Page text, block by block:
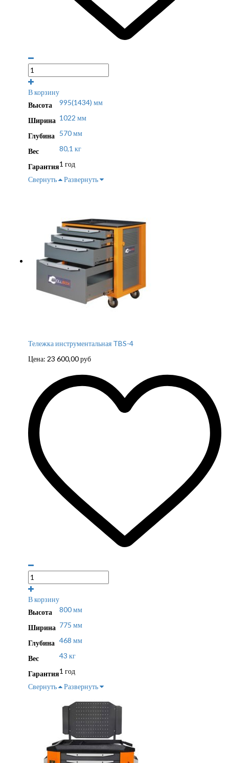
В корзину
Высота
995(1434) мм
Ширина 1022 мм
Глубина 570 мм
Вес 80,1 кг
Гарантия1 год
Свернуть
Развернуть
Тележка инструментальная TBS-4
Цена: 23 600,00руб
В корзину
Высота
800 мм
Ширина 775 мм
Глубина 468 мм
Вес 43 кг
Гарантия1 год
Свернуть
Развернуть